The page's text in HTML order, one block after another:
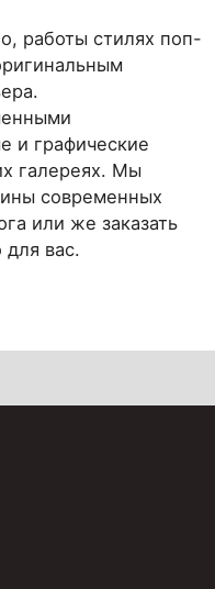
работы стилях поп-
и графические
галереях. Мы
современных
или же заказать
для вас.